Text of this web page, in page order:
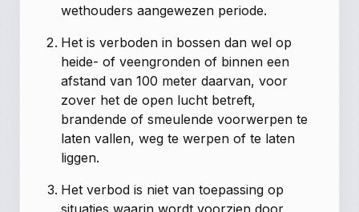
wethouders aangewezen periode.
Het is verboden in bossen dan wel op
heide- of veengronden of binnen een
afstand van 100 meter daarvan, voor
zover het de open lucht betreft,
brandende of smeulende voorwerpen te
laten vallen, weg te werpen of te laten
liggen.
Het verbod is niet van toepassing op
situaties waarin wordt voorzien door